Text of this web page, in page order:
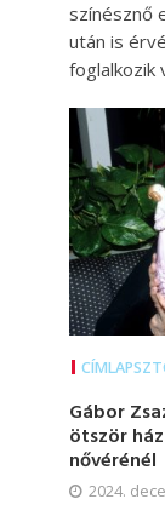
színésznő
után is
foglalkozik
Gábor
ötször
nővérénél
2024.